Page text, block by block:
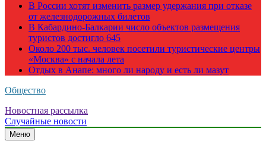
В России хотят изменить размер удержания при отказе
от железнодорожных билетов
В Кабардино-Балкарии число объектов размещения
туристов достигло 645
Около 200 тыс. человек посетили туристические центры
«Москва» с начала лета
Отдых в Анапе: много ли народу и есть ли мазут
Общество
Новостная рассылка
Случайные новости
Меню